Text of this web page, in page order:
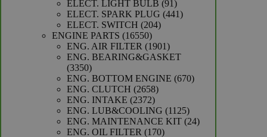
producten
ELECT. LIGHT BULB 9191
producten
ELECT. SPARK PLUG 441441
ELECT. SWITCH 204204
ENGINE PARTS 1655016550
producten
ENG. AIR FILTER 19011901
producten
ENG. BEARING&GASKET
33503350
producten
ENG. BOTTOM ENGINE 670670
ENG. CLUTCH 26582658
ENG. INTAKE 23722372
producten
ENG. LUB&COOLING 11251125
producten
ENG. MAINTENANCE KIT 2424
ENG. OIL FILTER 170170